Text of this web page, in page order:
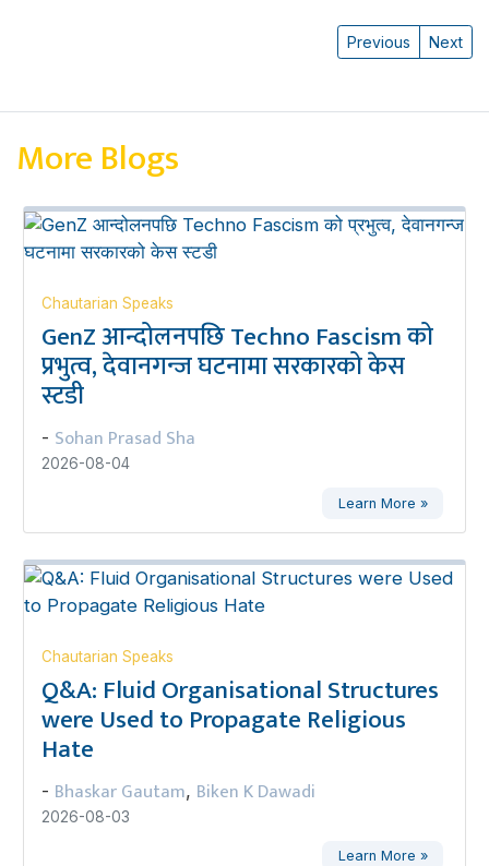
Previous Next
More Blogs
Chautarian Speaks
GenZ आन्दोलनपछि Techno Fascism को
प्रभुत्व, देवानगन्ज घटनामा सरकारको केस
स्टडी
- Sohan Prasad Sha
2026-08-04
Learn More »
Chautarian Speaks
Q&A: Fluid Organisational Structures
were Used to Propagate Religious
Hate
- Bhaskar Gautam, Biken K Dawadi
2026-08-03
Learn More »